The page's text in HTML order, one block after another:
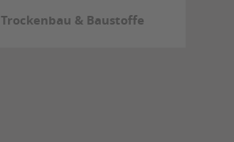
Trockenbau & Baustoffe